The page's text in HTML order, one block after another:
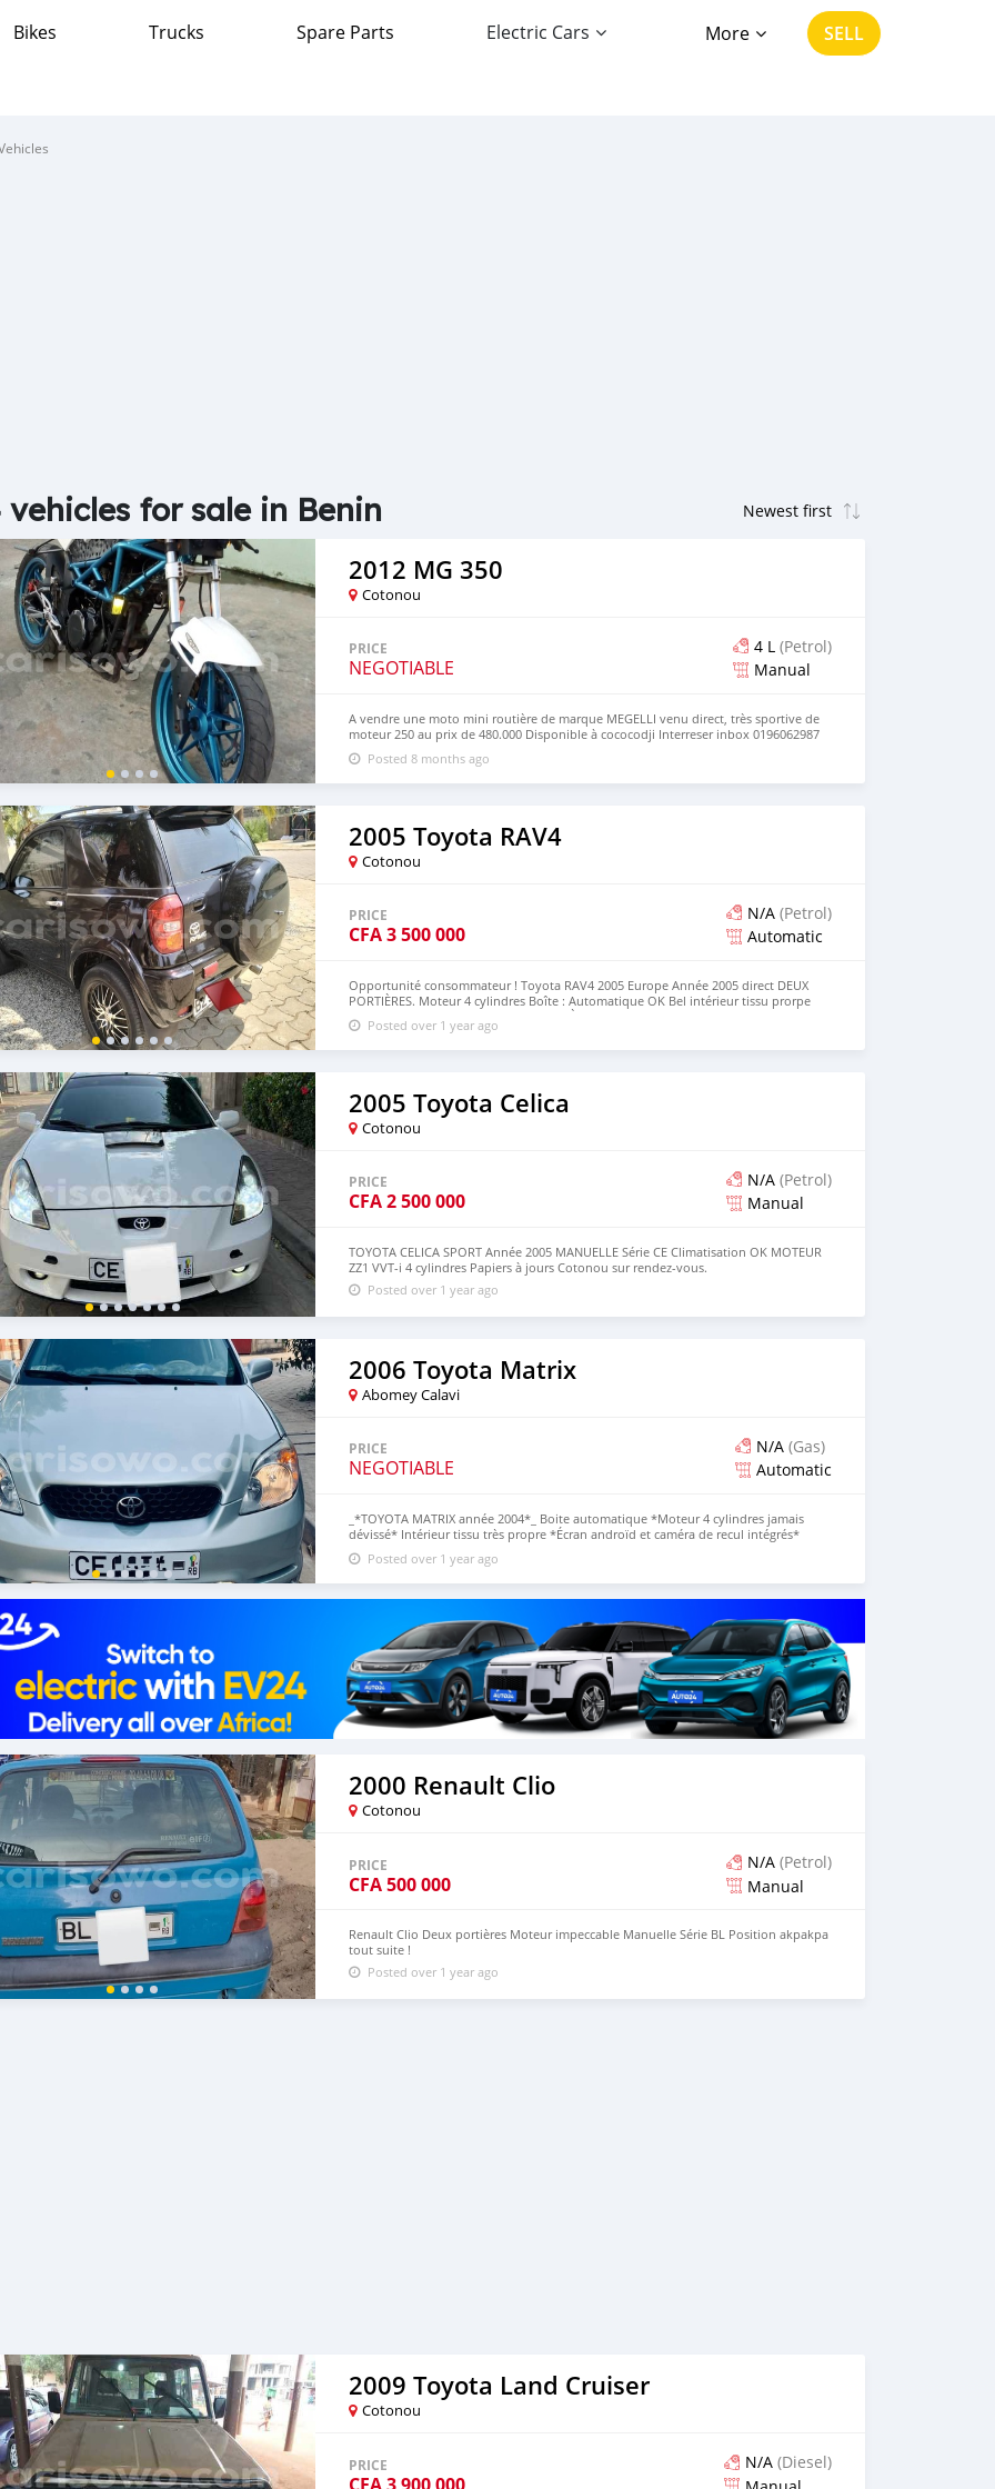
Bikes Trucks Spare Parts Electric Cars More SELL
vehicles for sale in Benin
2012 MG 350
Cotonou
PRICE
NEGOTIABLE
4 L (Petrol)
Manual
A vendre une moto mini routière de marque MEGELLI venu direct, très sportive de
moteur 250 au prix de 480.000 Disponible à cococodji Interreser inbox 0196062987
Whatsapp et appel direct uniquement svp agissez vite ça n'attend pas.
Posted 8 months ago
2005 Toyota RAV4
Cotonou
PRICE
CFA3 500 000
N/A (Petrol)
Automatic
Opportunité consommateur ! Toyota RAV4 2005 Europe Année 2005 direct DEUX
PORTIÈRES. Moteur 4 cylindres Boîte : Automatique OK Bel intérieur tissu prorpe
Système 4X4 Climatisation hivernale PIÈCES A JOURS Cotonou sur rendez-vous.
Posted over 1 year ago
2005 Toyota Celica
Cotonou
PRICE
CFA2 500 000
N/A (Petrol)
Manual
TOYOTA CELICA SPORT Année 2005 MANUELLE Série CE Climatisation OK MOTEUR
ZZ1 VVT-i 4 cylindres Papiers à jours Cotonou sur rendez-vous.
Posted over 1 year ago
2006 Toyota Matrix
Abomey Calavi
PRICE
NEGOTIABLE
N/A (Gas)
Automatic
_*TOYOTA MATRIX année 2004*_ Boite automatique *Moteur 4 cylindres jamais
dévissé* Intérieur tissu très propre *Écran androïd et caméra de recul intégrés*
Climatisation d'origine Papiers à jour + TVM 2025 *IMMATRICULATION CE* _*PRIX :
3.200.000f CFA*_ *DOSSIER DIRECT/ DISPONIBLE SUR RDV*
Posted over 1 year ago
2000 Renault Clio
Cotonou
PRICE
CFA500 000
N/A (Petrol)
Manual
Renault Clio Deux portières Moteur impeccable Manuelle Série BL Position akpakpa
tout suite !
Posted over 1 year ago
2009 Toyota Land Cruiser
Cotonou
PRICE
CFA3 900 000
N/A (Diesel)